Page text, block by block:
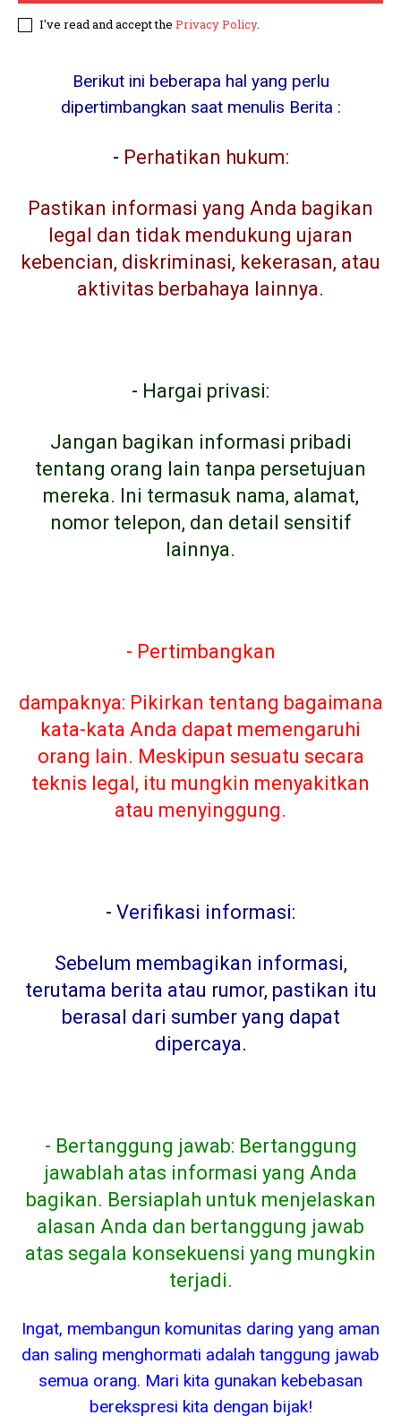
I've read and accept the Privacy Policy.
Berikut ini beberapa hal yang perlu
dipertimbangkan saat menulis Berita :
- Perhatikan hukum:
Pastikan informasi yang Anda bagikan
legal dan tidak mendukung ujaran
kebencian, diskriminasi, kekerasan, atau
aktivitas berbahaya lainnya.
- Hargai privasi:
Jangan bagikan informasi pribadi
tentang orang lain tanpa persetujuan
mereka. Ini termasuk nama, alamat,
nomor telepon, dan detail sensitif
lainnya.
- Pertimbangkan
dampaknya: Pikirkan tentang bagaimana
kata-kata Anda dapat memengaruhi
orang lain. Meskipun sesuatu secara
teknis legal, itu mungkin menyakitkan
atau menyinggung.
- Verifikasi informasi:
Sebelum membagikan informasi,
terutama berita atau rumor, pastikan itu
berasal dari sumber yang dapat
dipercaya.
- Bertanggung jawab: Bertanggung
jawablah atas informasi yang Anda
bagikan. Bersiaplah untuk menjelaskan
alasan Anda dan bertanggung jawab
atas segala konsekuensi yang mungkin
terjadi.
Ingat, membangun komunitas daring yang aman
dan saling menghormati adalah tanggung jawab
semua orang. Mari kita gunakan kebebasan
berekspresi kita dengan bijak!